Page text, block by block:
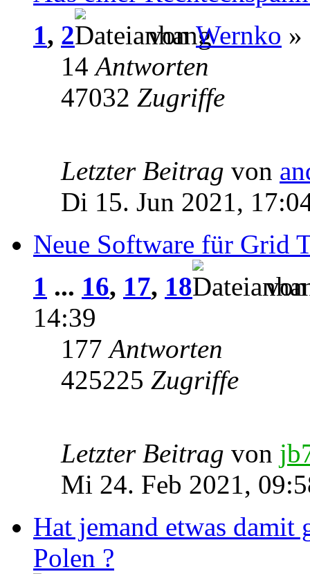
1, 2 vonWernko »
14Antworten
47032 Zugriffe
Letzter Beitrag von
Di 15. Jun 2021,
Neue Software für Grid
1 ... 16, 17, 18
14:39
177Antworten
425225 Zugriffe
Letzter Beitrag von
Mi 24. Feb 2021,
Hat jemand etwas
Polen ?